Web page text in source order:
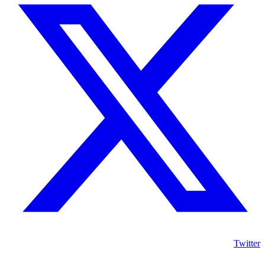
Twitter